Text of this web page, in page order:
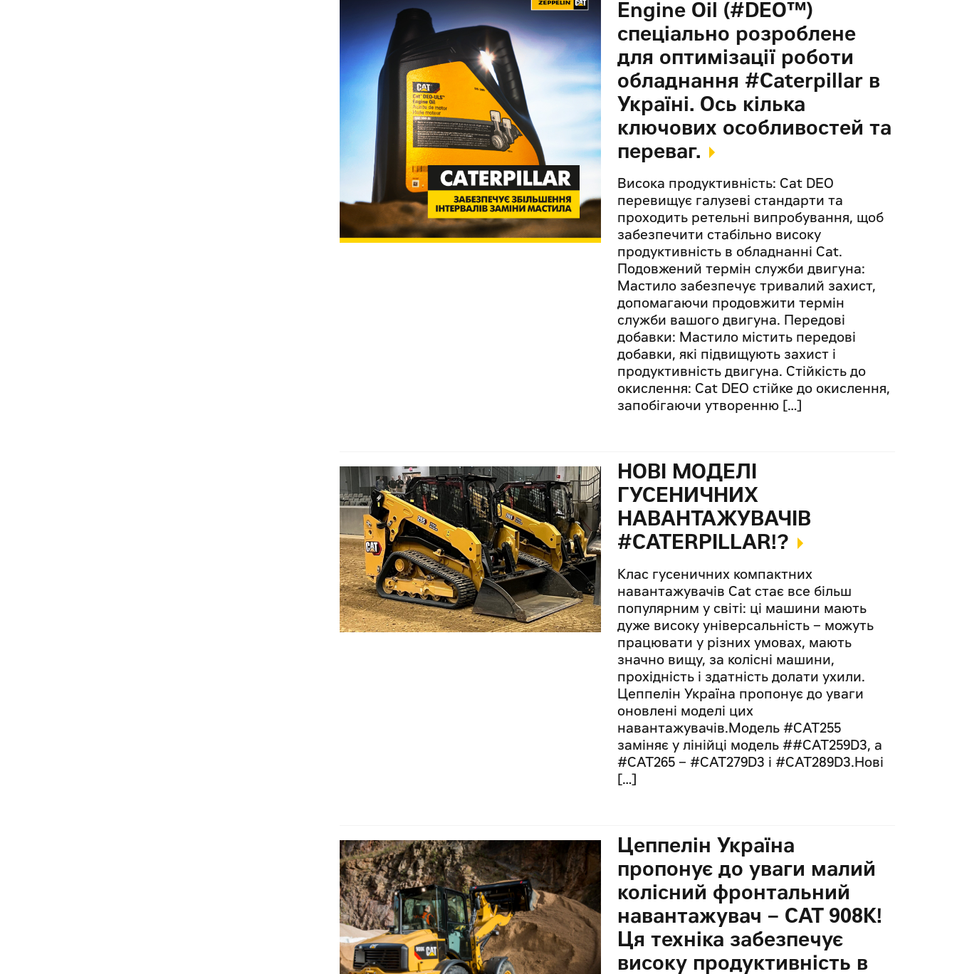
Engine Oil (#DEO™)
спеціально розроблене
для оптимізації роботи
обладнання #Caterpillar в
Україні. Ось кілька
ключових особливостей та
переваг.
Висока продуктивність: Cat DEO
перевищує галузеві стандарти та
проходить ретельні випробування, щоб
забезпечити стабільно високу
продуктивність в обладнанні Cat.
Подовжений термін служби двигуна:
Мастило забезпечує тривалий захист,
допомагаючи продовжити термін
служби вашого двигуна. Передові
добавки: Мастило містить передові
добавки, які підвищують захист і
продуктивність двигуна. Стійкість до
окислення: Cat DEO стійке до окислення,
запобігаючи утворенню […]
НОВІ МОДЕЛІ
ГУСЕНИЧНИХ
НАВАНТАЖУВАЧІВ
#CATERPILLAR!?
Клас гусеничних компактних
навантажувачів Cat cтає все більш
популярним у світі: ці машини мають
дуже високу універсальність – можуть
працювати у різних умовах, мають
значно вищу, за колісні машини,
прохідність і здатність долати ухили.
Цеппелін Україна пропонує до уваги
оновлені моделі цих
навантажувачів.Модель #CAT255
заміняє у лінійці модель ##CAT259D3, а
#CAT265 – #CAT279D3 і #CAT289D3.Нові
[…]
Цеппелін Україна
пропонує до уваги малий
колісний фронтальний
навантажувач – CAT 908K!
Ця техніка забезпечує
високу продуктивність в